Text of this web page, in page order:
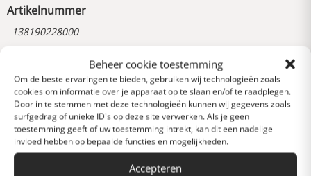
Beheer cookie toestemming
Om de beste ervaringen te bieden, gebruiken wij technologieën zoals
cookies om informatie over je apparaat op te slaan en/of te raadplegen.
Door in te stemmen met deze technologieën kunnen wij gegevens zoals
surfgedrag of unieke ID's op deze site verwerken. Als je geen
toestemming geeft of uw toestemming intrekt, kan dit een nadelige
invloed hebben op bepaalde functies en mogelijkheden.
Accepteren
Artikelnummer
138190228000
Reviews
0 van 5 sterren (op
basis van 0 reviews)
Uitstekend